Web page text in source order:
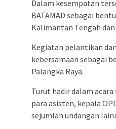
Dalam kesempatan
BATAMAD sebagai
Kalimantan Tengah dan
Kegiatan pelantikan
kebersamaan sebagai
Palangka Raya.
Turut hadir dalam
para asisten, kepala
sejumlah undangan